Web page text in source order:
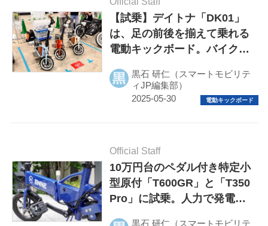
【試乗】デイトナ「DK01」
は、足の前後を揃えて乗れる
電動キックボード。バイク用
黒石 研仁（スマートモビリテ
ィJP編集部）
Official Staff
10万円台のペダル付き特定小
型原付「T600GR」と「T350
Pro」に試乗。人力で発電し
黒石 研仁（スマートモビリテ